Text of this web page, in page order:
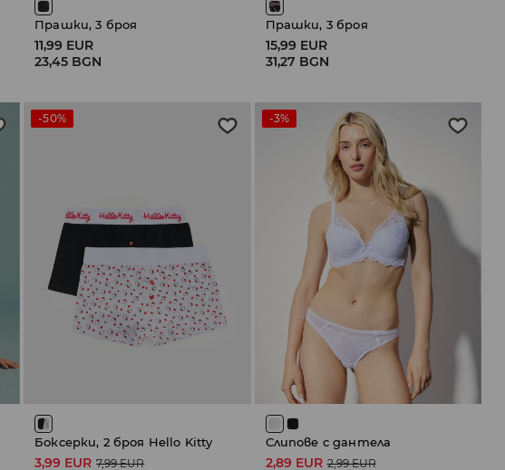
Прашки, 3 броя
11,99 EUR
23,45 BGN
Прашки, 3 броя
15,99 EUR
31,27 BGN
-50%
Боксерки, 2 броя Hello Kitty
3,99 EUR 7,99 EUR
-3%
Слипове с дантела
2,89 EUR 2,99 EUR